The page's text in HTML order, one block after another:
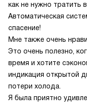
как не нужно тратить
Автоматическая
спасение!
Мне также очень
Это очень полезно,
время и хотите
индикация открытой
потери холода.
Я была приятно